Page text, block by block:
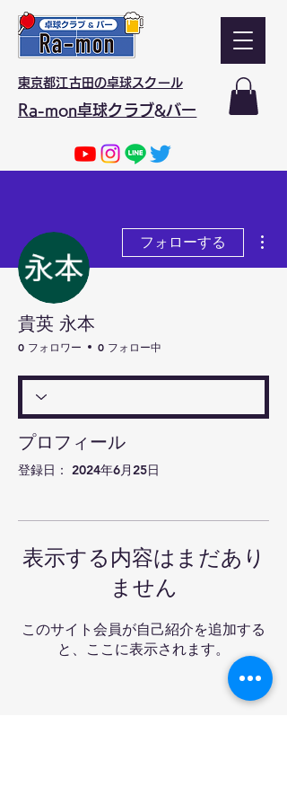
東京都江古田の卓球スクール
Ra-mon卓球クラブ&バー
フォローする
貴英 永本
0 フォロワー 0 フォロー中
プロフィール
登録日： 2024年6月25日
表示する内容はまだあり
ません
このサイト会員が自己紹介を追加する
と、ここに表示されます。